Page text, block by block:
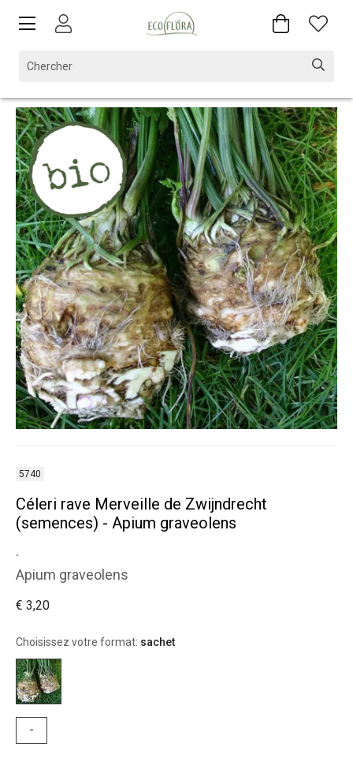
5740
Céleri rave Merveille de Zwijndrecht
(semences) - Apium graveolens
.
Apium graveolens
€ 3,20
Choisissez votre format: sachet
-